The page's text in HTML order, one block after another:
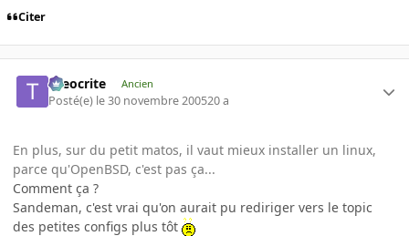
Citer
theocrite Ancien
Posté(e) le 30 novembre 200520 a
En plus, sur du petit matos, il vaut mieux installer un linux,
parce qu'OpenBSD, c'est pas ça...
Comment ça ?
Sandeman, c'est vrai qu'on aurait pu rediriger vers le topic
des petites configs plus tôt